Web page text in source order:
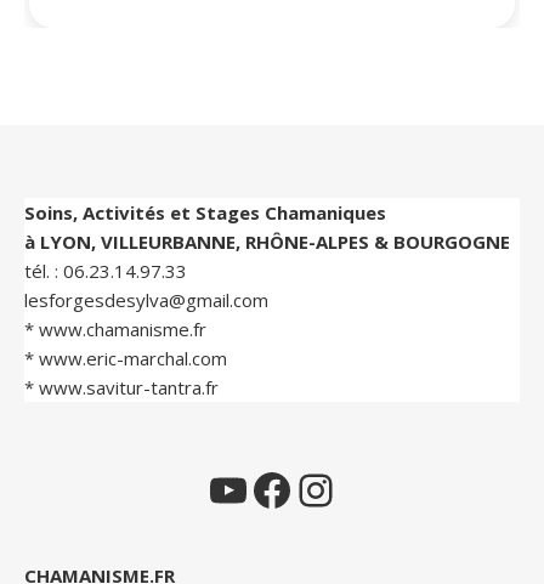
Soins, Activités et Stages Chamaniques
à LYON, VILLEURBANNE, RHÔNE-ALPES & BOURGOGNE
tél. : 06.23.14.97.33
lesforgesdesylva@gmail.com
* www.chamanisme.fr
* www.eric-marchal.com
* www.savitur-tantra.fr
YouTubeFacebookInstagram
CHAMANISME.FR